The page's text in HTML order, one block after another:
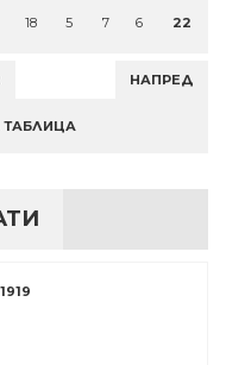
18 5 7 6 22
НАПРЕД
ТАБЛИЦА